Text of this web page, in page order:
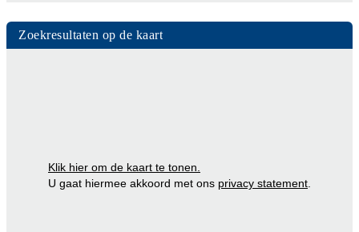
Zoekresultaten op de kaart
Klik hier om de kaart te tonen.
U gaat hiermee akkoord met ons privacy statement